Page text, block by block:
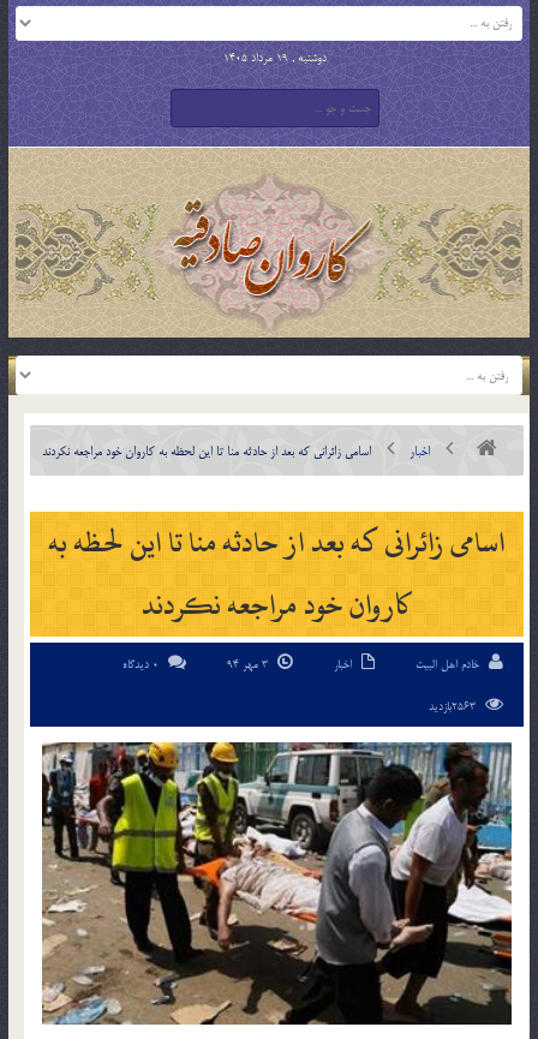
دوشنبه , 19 مرداد 1405
اخبار اسامی زائرانی که بعد از حادثه منا تا این لحظه به کاروان خود مراجعه نکردند
اسامی زائرانی که بعد از حادثه منا تا این لحظه به
کاروان خود مراجعه نکردند
خادم اهل البیت اخبار 0 دیدگاه